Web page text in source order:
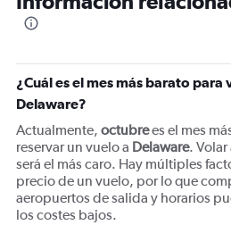
Vuelos de Miami a Managua
Vuelos de Internacional John F.
Vuelos de Miami a Lima
Vuelos de Miami a San Salvador
¿Cuál es el mes más barato para
Delaware?
Actualmente, octubrees el mes
reservar un vuelo a Delaware. Volar
será el más caro. Hay múltiples
precio de un vuelo, por lo que
aeropuertos de salida y horarios
los costes bajos.